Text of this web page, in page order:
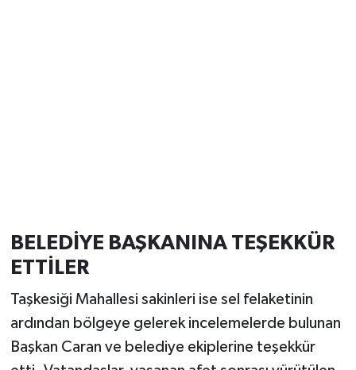
BELEDİYE BAŞKANINA TEŞEKKÜR
ETTİLER
Taşkesiği Mahallesi sakinleri ise sel felaketinin
ardından bölgeye gelerek incelemelerde bulunan
Başkan Caran ve belediye ekiplerine teşekkür